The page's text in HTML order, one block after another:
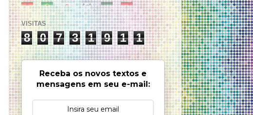
VISITAS
8 0 7 3 1 9 1 1
Receba os novos textos e
mensagens em seu e-mail: